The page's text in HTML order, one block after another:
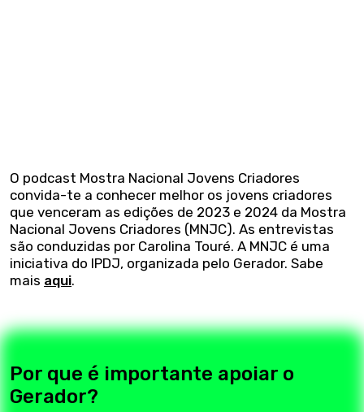
O podcast Mostra Nacional Jovens Criadores
convida-te a conhecer melhor os jovens criadores
que venceram as edições de 2023 e 2024 da Mostra
Nacional Jovens Criadores (MNJC). As entrevistas
são conduzidas por Carolina Touré. A MNJC é uma
iniciativa do IPDJ, organizada pelo Gerador. Sabe
mais aqui.
Por que é importante apoiar o
Gerador?